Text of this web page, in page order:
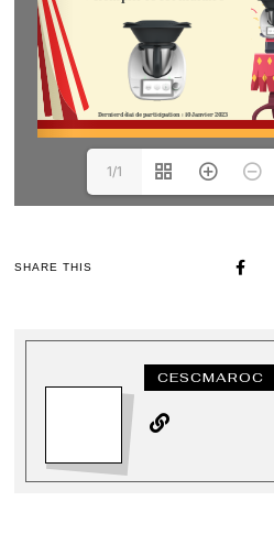
1/1
SHARE THIS
CESCMAROC